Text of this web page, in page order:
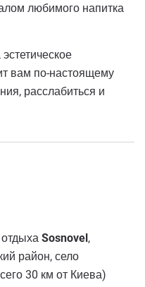
любимого напитка
вам по-настоящему
расслабиться и
Sosnovel ,
район, село
30 км от Киева)